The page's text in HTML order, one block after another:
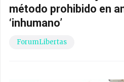
método prohibido en
‘inhumano’
ForumLibertas